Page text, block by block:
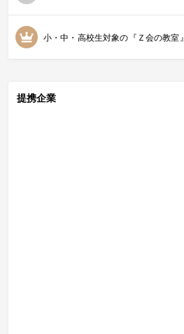
小・中・高校生対象の『Ｚ会の教室』
提携企業